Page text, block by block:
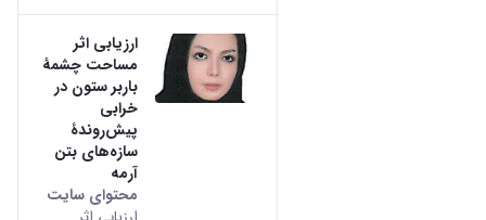
ارزیابی اثر
مساحت چشمۀ
باربر ستون در
خرابی
پیش‌روندۀ
سازه‌‌های بتن
آرمه
محتوای سایت